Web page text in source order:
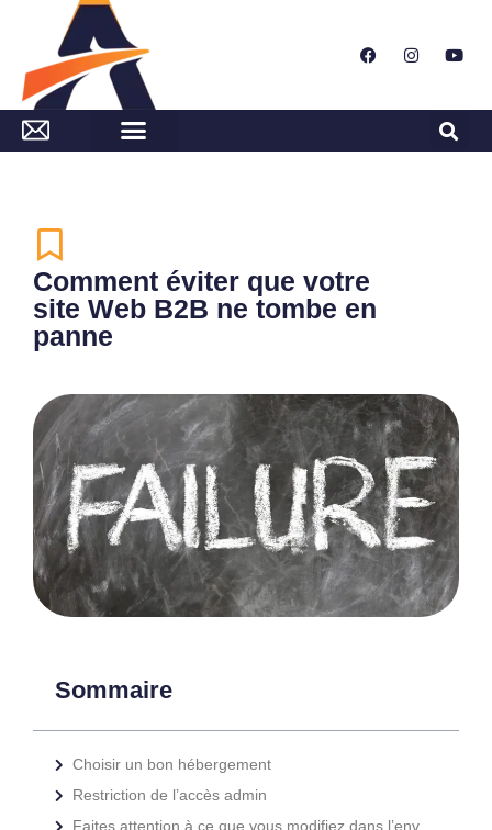
Comment éviter que votre
site Web B2B ne tombe en
panne
Sommaire
Choisir un bon hébergement
Restriction de l’accès admin